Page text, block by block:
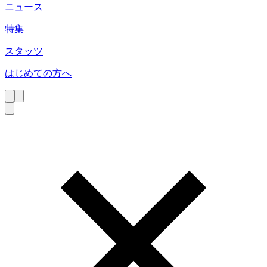
ニュース
特集
スタッツ
はじめての方へ